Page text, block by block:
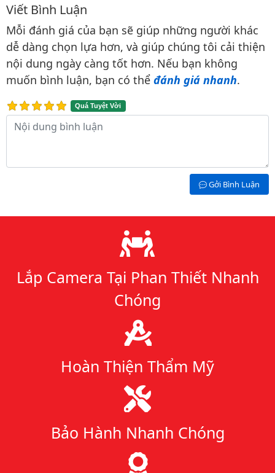
Bình luận & Đánh giá
Viết Bình Luận
Mỗi đánh giá của bạn sẽ giúp những người khác
dễ dàng chọn lựa hơn, và giúp chúng tôi cải thiện
nội dung ngày càng tốt hơn. Nếu bạn không
muốn bình luận, bạn có thể đánh giá nhanh.
Quá Tuyệt Vời
Nội dung bình luận
Gởi Bình Luận
Lý do chọn chúng tôi
Lắp Camera Tại Phan Thiết Nhanh
Chóng
Hoàn Thiện Thẩm Mỹ
Bảo Hành Nhanh Chóng